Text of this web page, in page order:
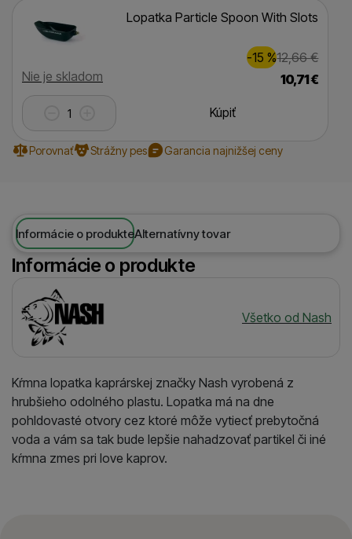
Dostupnosť
Nie je skladom
Lopatka Particle Spoon With Slots
12,66€
Zľava
2,00€
(
-15 %
)
10,71€
Kúpiť
Porovnať Strážny pes Garancia najnižšej ceny
Informácie o produkteAlternatívny tovar
Informácie o produkte
Výrobca
Všetko od Nash
Kŕmna lopatka kaprárskej značky Nash vyrobená z
hrubšieho odolného plastu. Lopatka má na dne
pohldovasté otvory cez ktoré môže vytiecť prebytočná
voda a vám sa tak bude lepšie nahadzovať partikel či iné
kŕmna zmes pri love kaprov.